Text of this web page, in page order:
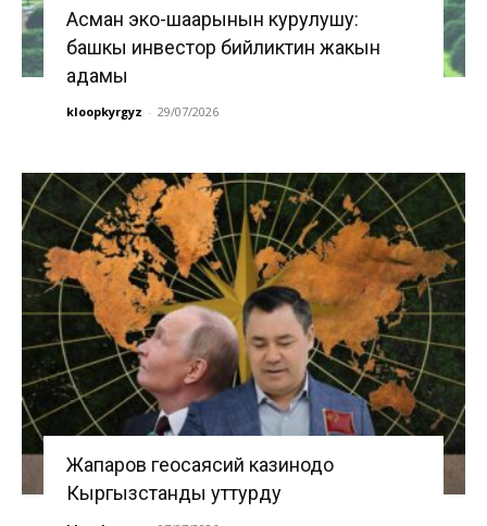
Асман эко-шаарынын курулушу:
башкы инвестор бийликтин жакын
адамы
kloopkyrgyz - 29/07/2026
Жапаров геосаясий казинодо
Кыргызстанды уттурду